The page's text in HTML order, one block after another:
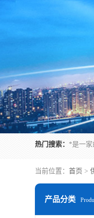
热门搜索：
当前位置： 首页 >
产品分类